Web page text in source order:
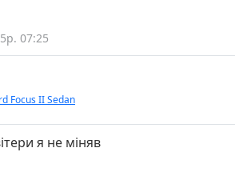
07:25
Focus II Sedan
я не міняв